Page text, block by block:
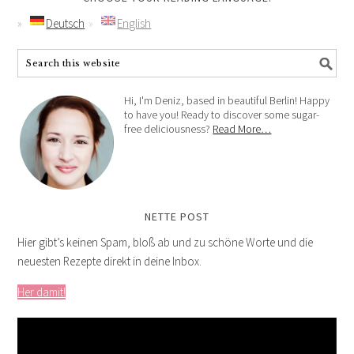
Deutsch English
Hi, I'm Deniz, based in beautiful Berlin! Happy
to have you! Ready to discover some sugar-
free deliciousness? Read More…
NETTE POST
Hier gibt’s keinen Spam, bloß ab und zu schöne Worte und die
neuesten Rezepte direkt in deine Inbox.
Her damit!